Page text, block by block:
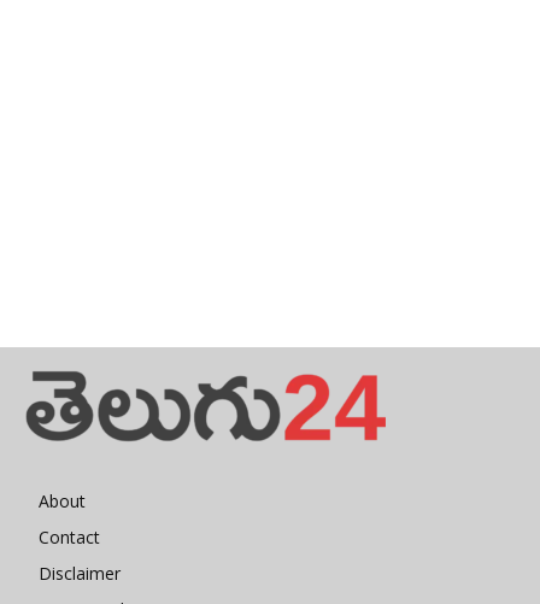
About
Contact
Disclaimer